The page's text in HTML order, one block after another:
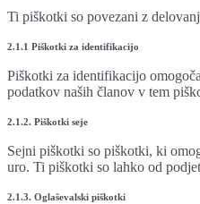
Ti piškotki so povezani z
2.1.1 Piškotki za identifikacijo
Piškotki za identifikacijo
podatkov naših članov v tem
2.1.2. Piškotki seje
Sejni piškotki so piškotki, ki
uro. Ti piškotki so lahko od
2.1.3. Oglaševalski piškotki